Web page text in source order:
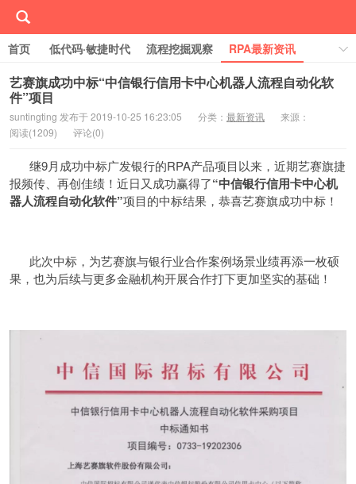
首页 低代码·敏捷时代 流程挖掘观察
RPA最新资讯
线下/线上活动Event
行业案例库
学习RPA
关于RPA中国
艺赛旗成功中标“中信银行信用卡中心机器人流程自动化软
件”项目
suntingting 发布于 2019-10-25 16:23:05 分类： 最新资讯
来源：
阅读(1209) 评论(0)
继9月成功中标广发银行的RPA产品项目以来，近期艺赛旗捷
报频传、再创佳绩！近日又成功赢得了“中信银行信用卡中心机
器人流程自动化软件”项目的中标结果，恭喜艺赛旗成功中标！
此次中标，为艺赛旗与银行业合作案例场景业绩再添一枚硕
果，也为后续与更多金融机构开展合作打下更加坚实的基础！